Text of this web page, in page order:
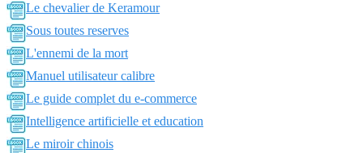
Le chevalier de Keramour
Sous toutes reserves
L'ennemi de la mort
Manuel utilisateur calibre
Le guide complet du e-commerce
Intelligence artificielle et education
Le miroir chinois